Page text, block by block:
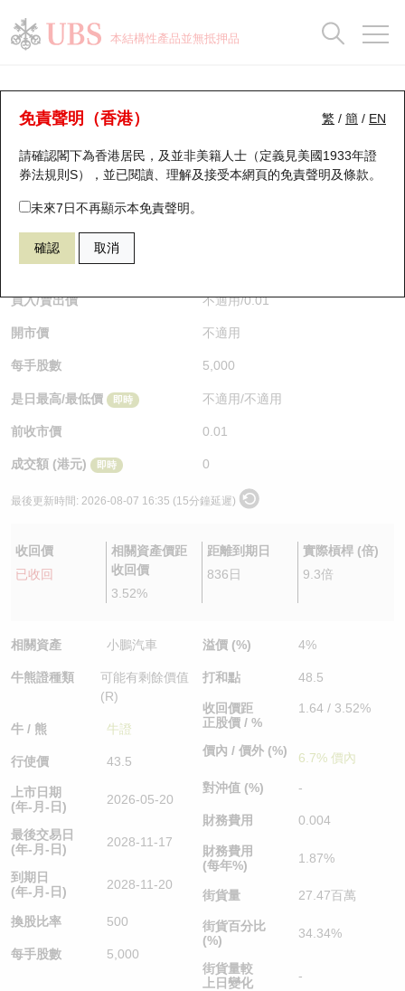
本結構性產品並無抵押品
繁 / 簡 / EN
免責聲明（香港）
請確認閣下為香港居民，及並非美籍人士（定義見美國1933年證
券法規則S），並已閱讀、理解及接受本網頁的免責聲明及條款。
未來7日不再顯示本免責聲明。
確認 取消
牛熊證分析儀
表現 街貨統計 比較
59571 瑞銀牛證 9868 小鵬汽車
$0.01 即時
買入/賣出價 不適用/0.01
開市價 不適用
每手股數 5,000
是日最高/最低價 即時 不適用/不適用
前收市價 0.01
成交額 (港元) 即時 0
最後更新時間: 2026-08-07 16:35 (15分鐘延遲)
收回價
已收回
相關資產價距
收回價
3.52%
距離到期日
836日
實際槓桿 (倍)
9.3倍
相關資產 小鵬汽車
牛熊證種類
可能有剩餘價值
(R)
牛 / 熊 牛證
行使價 43.5
上市日期
(年-月-日)
2026-05-20
最後交易日
(年-月-日)
2028-11-17
到期日
(年-月-日)
2028-11-20
換股比率 500
每手股數 5,000
溢價 (%) 4%
打和點 48.5
收回價距
正股價 / %
1.64 / 3.52%
價內 / 價外 (%) 6.7% 價內
對沖值 (%) -
財務費用 0.004
財務費用
(每年%)
1.87%
街貨量 27.47百萬
街貨百分比
(%)
34.34%
街貨量較
上日變化
-
瑞銀認股證一覽
新發行瑞銀認股證
即將到期認股證
認股證到期結算價查詢
認股證分析儀
認股證速算機
認股證/牛熊證日誌
認股證文件及公告
街貨統計
比較
牛熊全景快搜
牛熊證搜尋
牛熊證街貨分佈圖
正股牛熊證列表
新發行瑞銀牛熊證
已收回牛熊證剩餘價值
牛熊證到期結算價查詢
牛熊證分析儀
牛熊證文件及公告
街貨統計
比較
十大升幅/跌幅
十大認股證成交分佈
十天股證佔大市成交
資金流
街貨統計
三十大平均引伸波幅
正股分析儀
二十大活躍股份
恒指成份股
國指成份股
科指成份股
相關資產沽空
中資ETFs溢價比較
AH 股價對照
持股比重
顯示所有持股比重
每月輪證大市專題
輪證專欄
講座及教育短片
認股證投資者教育
牛熊證投資者教育
認股證牛熊證常問問題